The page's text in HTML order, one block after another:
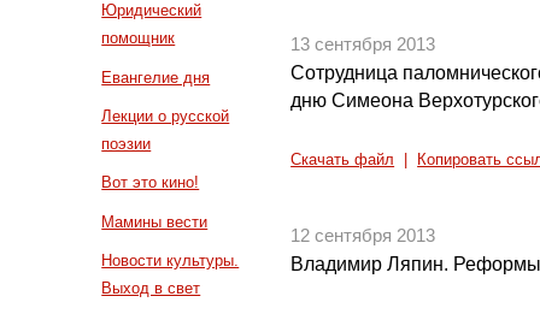
Юридический
помощник
Евангелие дня
Лекции о русской
поэзии
Вот это кино!
Мамины вести
Новости культуры.
Выход в свет
13 сентября 2013
Сотрудница
дню Симеона
Скачать файл Копировать
12 сентября 2013
Владимир Ляпин. Реформы